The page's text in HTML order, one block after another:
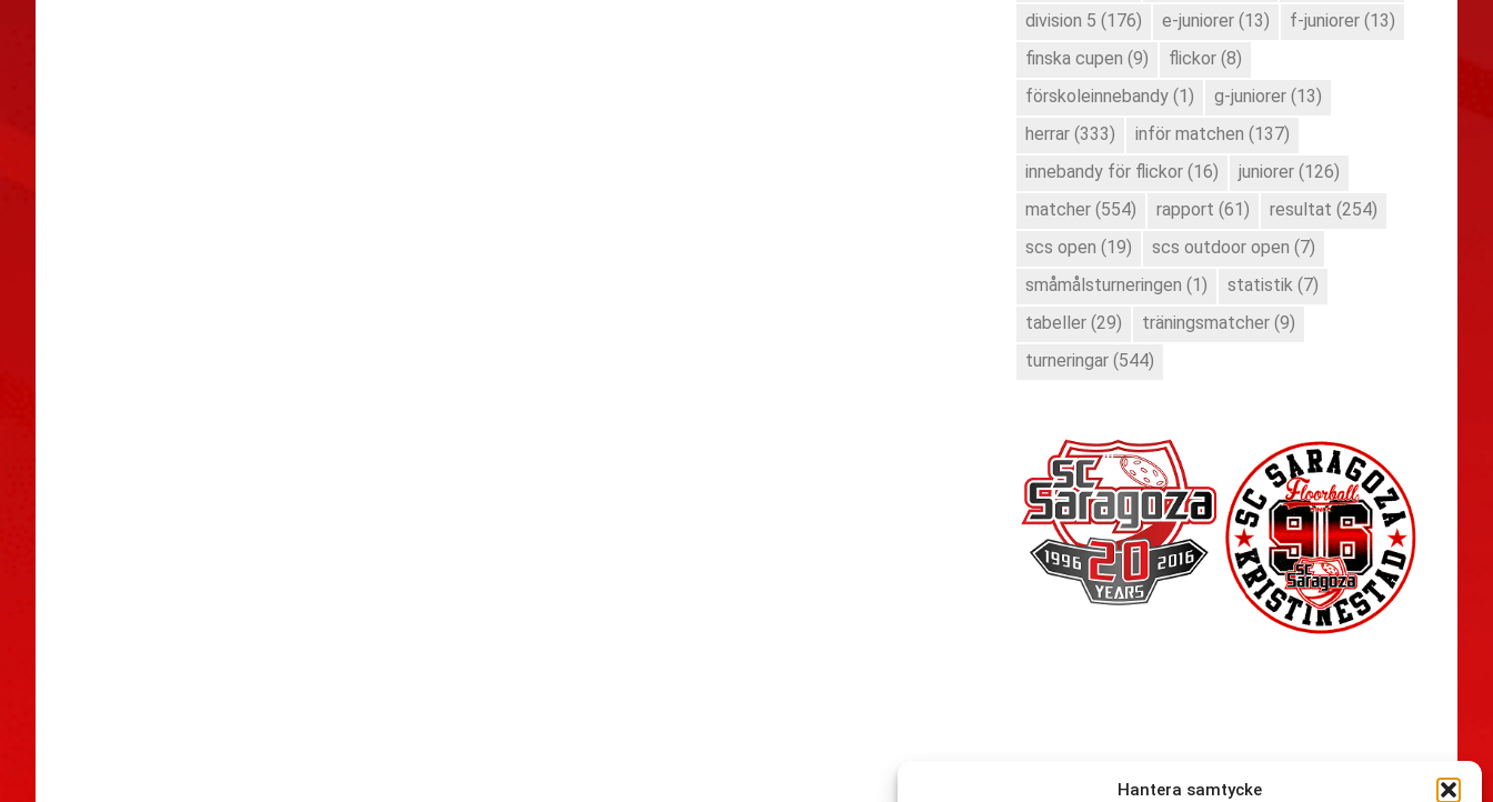
Hantera samtycke
division 5 (176) e-juniorer (13) f-juniorer (13)
finska cupen (9) flickor (8)
förskoleinnebandy (1) g-juniorer (13)
herrar (333) inför matchen (137)
innebandy för flickor (16) juniorer (126)
matcher (554) rapport (61) resultat (254)
scs open (19) scs outdoor open (7)
småmålsturneringen (1) statistik (7)
tabeller (29) träningsmatcher (9)
turneringar (544)